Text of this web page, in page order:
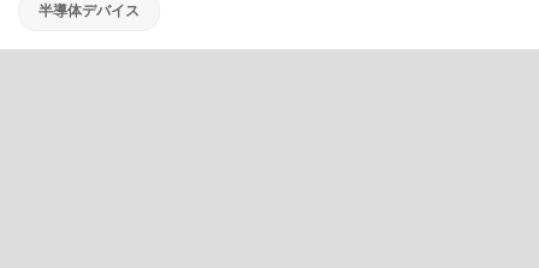
半導体デバイス